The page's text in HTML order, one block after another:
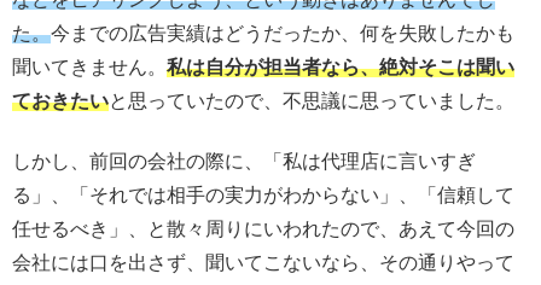
た。今までの広告実績はどうだったか、何を失敗したかも
聞いてきません。 私は自分が担当者なら、絶対そこは聞い
ておきたいと思っていたので、不思議に思っていました。
しかし、前回の会社の際に、「私は代理店に言いすぎ
る」、「それでは相手の実力がわからない」、「信頼して
任せるべき」、と散々周りにいわれたので、あえて今回の
会社には口を出さず、聞いてこないなら、その通りやって